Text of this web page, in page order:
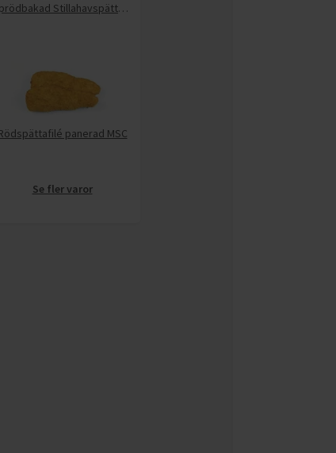
Sprödbakad Stillahavspättafilé MSC
panerad MSC
Se fler varor